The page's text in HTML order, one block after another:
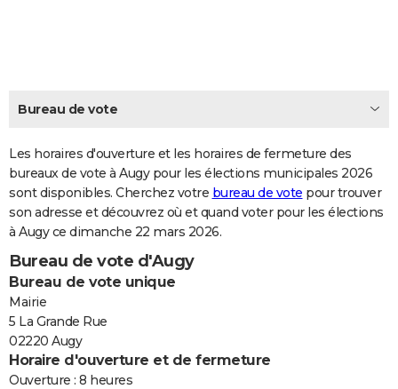
Carte de Noël
Carte Bonne année
Carte Saint-Valentin
Carte Pâques
Carte d'anniversaire
DICTIONNAIRE
Dictionnaire
Biographies
Citations
Expressions
Proverbes
PROGRAMME TV
COPAINS D'AVANT
S'inscrire
Se connecter
Lycées
Collèges
Primaires
Universités
Entreprises
Service militaire
Avis de recherche
AVIS DE DÉCÈS
FORUM
Bricolage
Lifestyle
Culture
Sport
Auto
Television
Voyage
Cinema
Bureau de vote
Les horaires d'ouverture et les horaires de fermeture des
bureaux de vote à Augy pour les élections municipales 2026
sont disponibles. Cherchez votre bureau de vote pour trouver
son adresse et découvrez où et quand voter pour les élections
à Augy ce dimanche 22 mars 2026.
Bureau de vote d'Augy
Bureau de vote unique
Mairie
5 La Grande Rue
02220 Augy
Horaire d'ouverture et de fermeture
Ouverture : 8 heures